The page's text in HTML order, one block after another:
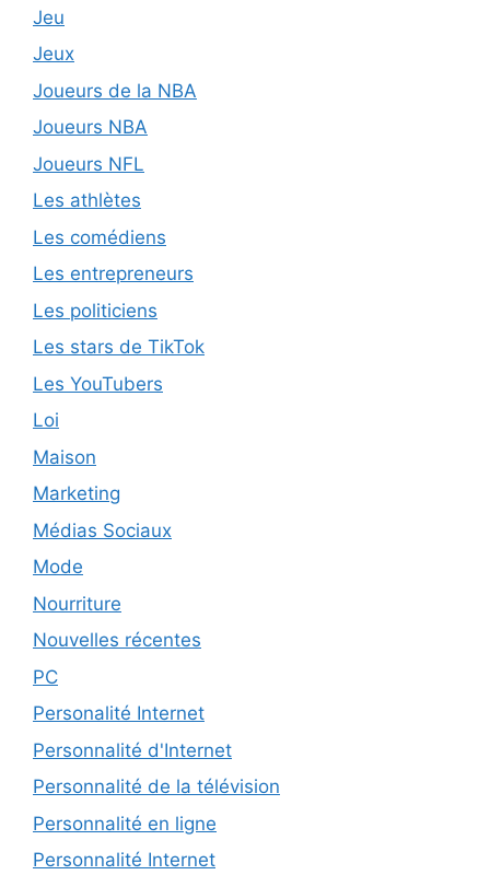
Jeu
Jeux
Joueurs de la NBA
Joueurs NBA
Joueurs NFL
Les athlètes
Les comédiens
Les entrepreneurs
Les politiciens
Les stars de TikTok
Les YouTubers
Loi
Maison
Marketing
Médias Sociaux
Mode
Nourriture
Nouvelles récentes
PC
Personalité Internet
Personnalité d'Internet
Personnalité de la télévision
Personnalité en ligne
Personnalité Internet